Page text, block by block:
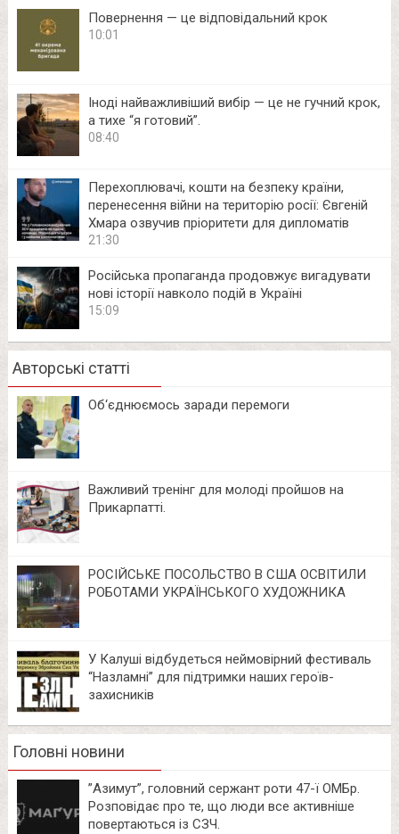
Повернення — це відповідальний крок
10:01
Іноді найважливіший вибір — це не гучний крок,
а тихе “я готовий”.
08:40
Перехоплювачі, кошти на безпеку країни,
перенесення війни на територію росії: Євгеній
Хмара озвучив пріоритети для дипломатів
21:30
Російська пропаганда продовжує вигадувати
нові історії навколо подій в Україні
15:09
Авторські статті
Об‘єднюємось заради перемоги
Важливий тренінг для молоді пройшов на
Прикарпатті.
РОСІЙСЬКЕ ПОСОЛЬСТВО В США ОСВІТИЛИ
РОБОТАМИ УКРАЇНСЬКОГО ХУДОЖНИКА
У Калуші відбудеться неймовірний фестиваль
“Назламні” для підтримки наших героїв-
захисників
Головні новини
⁨”Азимут”, головний сержант роти 47-ї ОМБр.
Розповідає про те, що люди все активніше
повертаються із СЗЧ.